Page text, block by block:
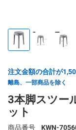
注文金額の合計が
離島、一部商品を除く
3本脚スツ
ット
商品番号
KWN-